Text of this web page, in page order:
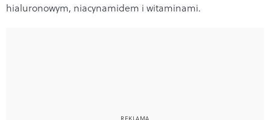
hialuronowym, niacynamidem i witaminami.